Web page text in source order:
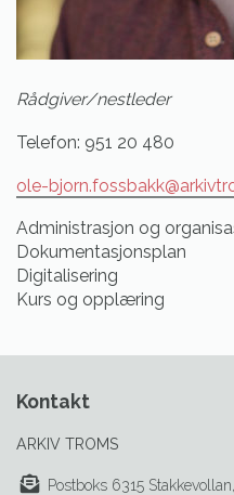
Rådgiver/nestleder
Telefon: 951 20 480
ole-
Administrasjon og
Dokumentasjonsplan
Digitalisering
Kurs og opplæring
Kontakt
ARKIV TROMS
Postboks 6315